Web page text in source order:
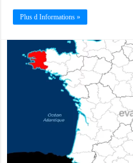
Plus d Informations »